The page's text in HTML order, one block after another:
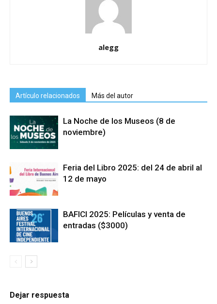
alegg
Artículo relacionados Más del autor
La Noche de los Museos (8 de
noviembre)
Feria del Libro 2025: del 24 de abril al
12 de mayo
BAFICI 2025: Películas y venta de
entradas ($3000)
Dejar respuesta